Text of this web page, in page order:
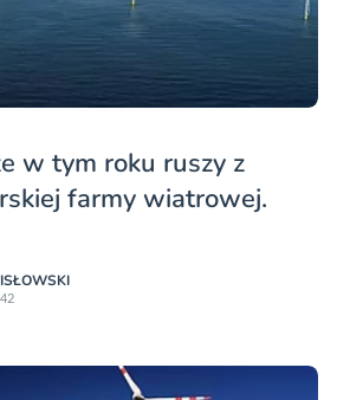
w tym roku ruszy z
farmy wiatrowej.